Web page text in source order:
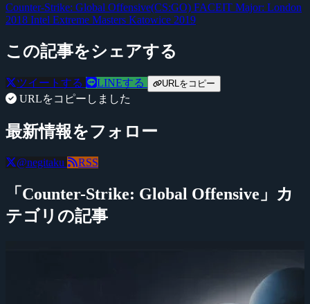
Counter-Strike: Global Offensive(CS:GO) FACEIT Major: London
2018 Intel Extreme Masters Katowice 2019
この記事をシェアする
ツイートする LINEする URLをコピー
URLをコピーしました
最新情報をフォロー
@negitaku RSS
「Counter-Strike: Global Offensive」カ
テゴリの記事